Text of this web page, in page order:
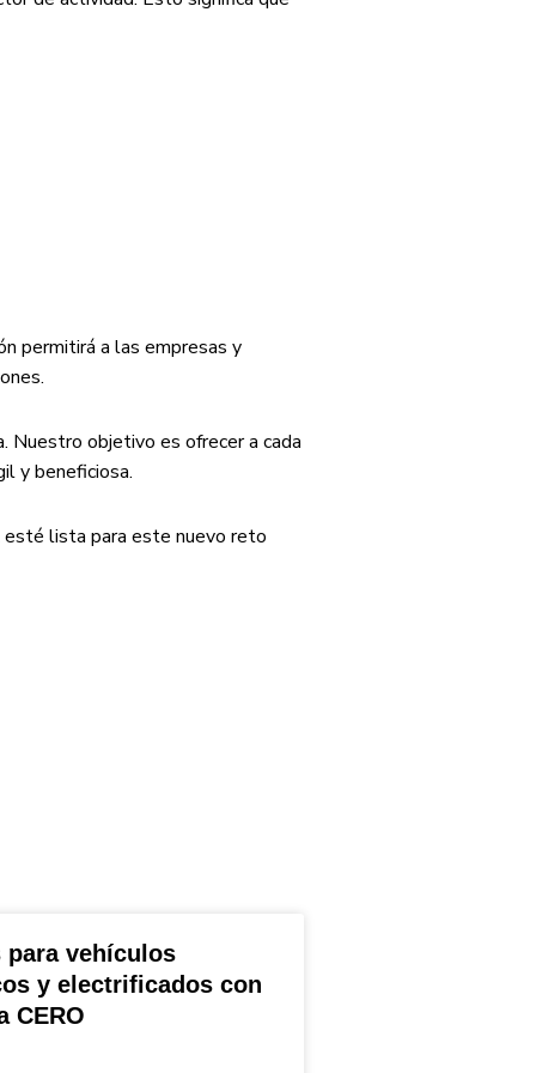
permitirá a las empresas y
Nuestro objetivo es ofrecer a cada
y beneficiosa.
esté lista para este nuevo reto
para vehículos
y electrificados con
CERO